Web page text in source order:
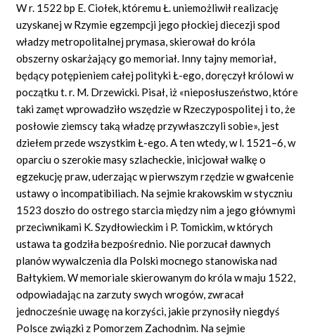
W r. 1522 bp E. Ciołek, któremu Ł. uniemożliwił realizację
uzyskanej w Rzymie egzempcji jego płockiej diecezji spod
władzy metropolitalnej prymasa, skierował do króla
obszerny oskarżający go memoriał. Inny tajny memoriał,
będący potępieniem całej polityki Ł-ego, doręczył królowi w
początku t. r. M. Drzewicki. Pisał, iż «nieposłuszeństwo, które
taki zamęt wprowadziło wszędzie w Rzeczypospolitej i to, że
posłowie ziemscy taką władzę przywłaszczyli sobie», jest
dziełem przede wszystkim Ł-ego. A ten wtedy, w l. 1521–6, w
oparciu o szerokie masy szlacheckie, inicjował walkę o
egzekucję praw, uderzając w pierwszym rzędzie w gwałcenie
ustawy o incompatibiliach. Na sejmie krakowskim w styczniu
1523 doszło do ostrego starcia między nim a jego głównymi
przeciwnikami K. Szydłowieckim i P. Tomickim, w których
ustawa ta godziła bezpośrednio. Nie porzucał dawnych
planów wywalczenia dla Polski mocnego stanowiska nad
Bałtykiem. W memoriale skierowanym do króla w maju 1522,
odpowiadając na zarzuty swych wrogów, zwracał
jednocześnie uwagę na korzyści, jakie przynosiły niegdyś
Polsce związki z Pomorzem Zachodnim. Na sejmie